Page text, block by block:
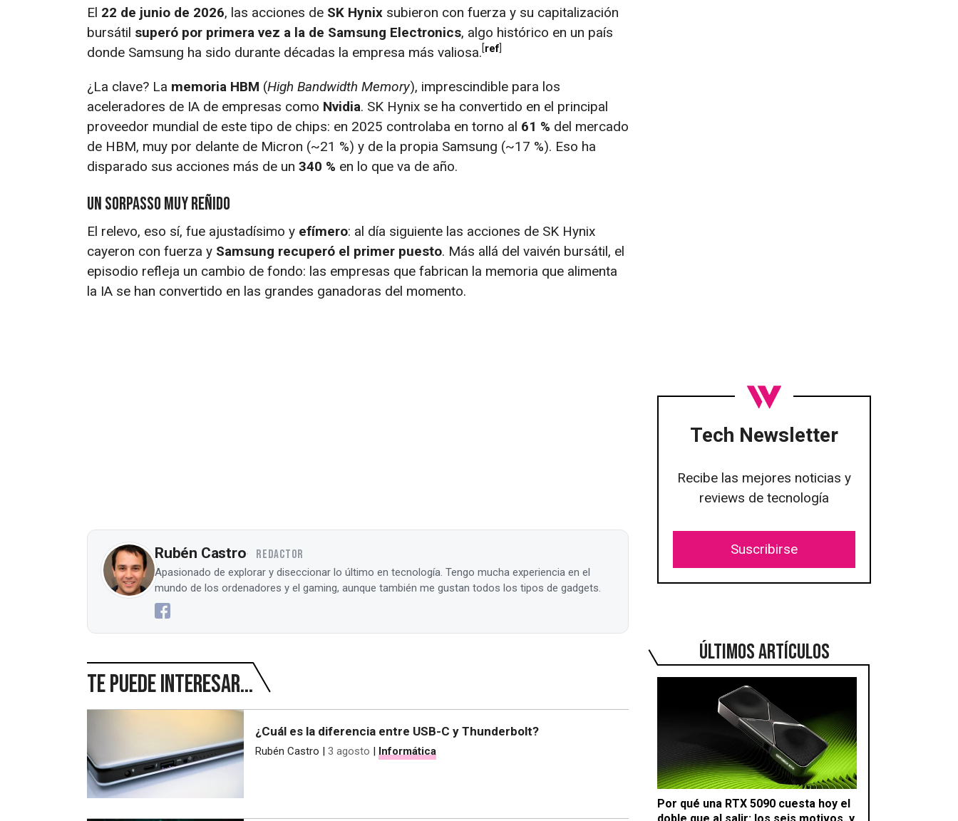
Tech Newsletter
Recibe las mejores noticias y
reviews de tecnología
Suscribirse
ÚLTIMOS ARTÍCULOS
Por qué una RTX 5090 cuesta hoy el
El 22 de junio de 2026, las acciones de SK Hynix subieron con fuerza y su capitalización
bursátil superó por primera vez a la de Samsung Electronics, algo histórico en un país
donde Samsung ha sido durante décadas la empresa más valiosa. ref
¿La clave? La memoria HBM (High Bandwidth Memory), imprescindible para los
aceleradores de IA de empresas como Nvidia. SK Hynix se ha convertido en el principal
proveedor mundial de este tipo de chips: en 2025 controlaba en torno al 61 % del mercado
de HBM, muy por delante de Micron (~21 %) y de la propia Samsung (~17 %). Eso ha
disparado sus acciones más de un 340 % en lo que va de año.
Un sorpasso muy reñido
El relevo, eso sí, fue ajustadísimo y efímero: al día siguiente las acciones de SK Hynix
cayeron con fuerza y Samsung recuperó el primer puesto. Más allá del vaivén bursátil, el
episodio refleja un cambio de fondo: las empresas que fabrican la memoria que alimenta
la IA se han convertido en las grandes ganadoras del momento.
Rubén Castro REDACTOR
Apasionado de explorar y diseccionar lo último en tecnología. Tengo mucha experiencia en el
mundo de los ordenadores y el gaming, aunque también me gustan todos los tipos de gadgets.
Te puede interesar...
¿Cuál es la diferencia entre USB-C y Thunderbolt?
Rubén Castro | 3 agosto | Informática